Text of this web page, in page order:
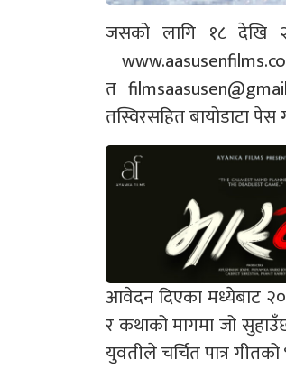
जसको लागि १८ देखि
त
तस्विरसहित बायोडाटा
आवेदन दिएका मध्येबाट
र कथाको मागमा जो
युवतीले चर्चित पात्र गीतको